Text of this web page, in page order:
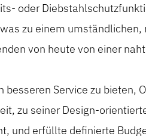
oder
zu einem
von heute von einer
besseren Service zu bieten,
zu seinerDesign-
und erfüllte definierte